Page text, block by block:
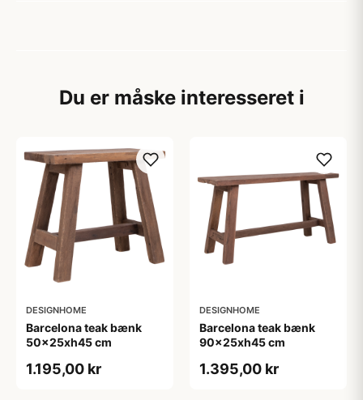
Du er måske interesseret i
DESIGNHOME
Barcelona teak bænk
50x25xh45 cm
1.195,00 kr
DESIGNHOME
Barcelona teak bænk
90x25xh45 cm
1.395,00 kr